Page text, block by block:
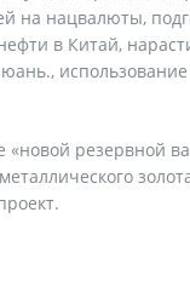
на нацвалюты,
в Китай,
использование
«новой резервной